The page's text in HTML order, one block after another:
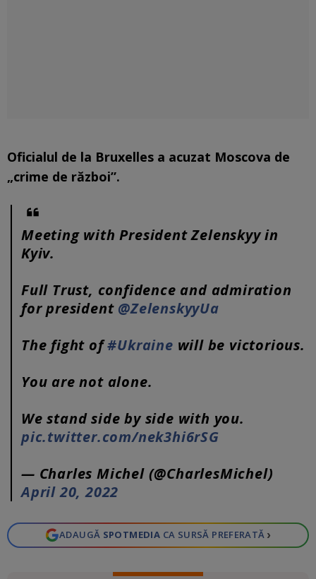
Oficialul de la Bruxelles a acuzat Moscova de
„crime de război”.
Meeting with President Zelenskyy in
Kyiv.
Full Trust, confidence and admiration
for president @ZelenskyyUa
The fight of#Ukraine will be victorious.
You are not alone.
We stand side by side with you.
pic.twitter.com/nek3hi6rSG
— Charles Michel (@CharlesMichel)
April 20, 2022
ADAUGĂ SPOTMEDIA CA SURSĂ PREFERATĂ ›